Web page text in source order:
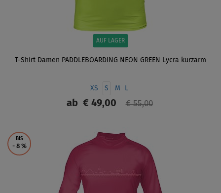
AUF LAGER
T-Shirt Damen PADDLEBOARDING NEON GREEN Lycra kurzarm
XS S M L
ab€ 49,00 € 55,00
BIS
- 8 %